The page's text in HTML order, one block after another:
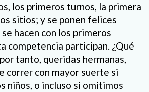
los primeros turnos, la primera
sitios; y se ponen felices
hacen con los primeros
competencia participan. ¿Qué
tanto, queridas hermanas,
correr con mayor suerte si
niños, o incluso si omitimos